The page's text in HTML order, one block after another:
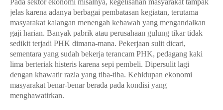
Pada sektor ekonomi misalnya, kegelisahan masyarakat tampak
jelas karena adanya berbagai pembatasan kegiatan, terutama
masyarakat kalangan menengah kebawah yang mengandalkan
gaji harian. Banyak pabrik atau perusahaan gulung tikar tidak
sedikit terjadi PHK dimana-mana. Pekerjaan sulit dicari,
sementara yang sudah bekerja terancam PHK, pedagang kaki
lima berteriak histeris karena sepi pembeli. Dipersulit lagi
dengan khawatir razia yang tiba-tiba. Kehidupan ekonomi
masyarakat benar-benar berada pada kondisi yang
menghawatirkan.